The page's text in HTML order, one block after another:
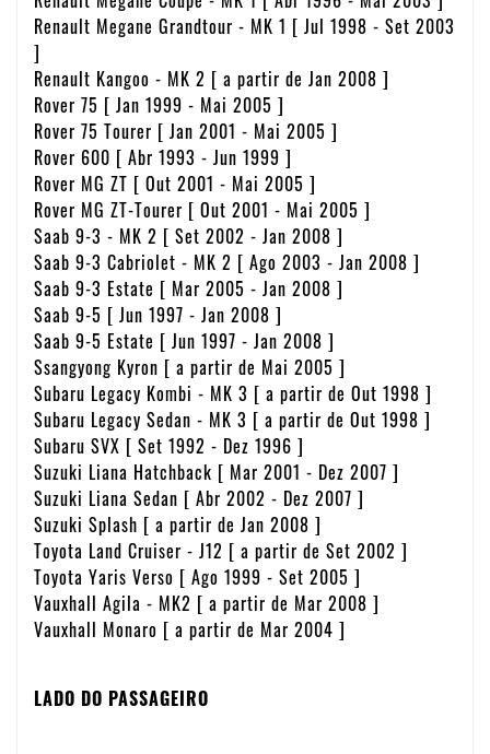
Renault Megane Grandtour - MK 1 [ Jul 1998 - Set 2003
]
Renault Kangoo - MK 2 [ a partir de Jan 2008 ]
Rover 75 [ Jan 1999 - Mai 2005 ]
Rover 75 Tourer [ Jan 2001 - Mai 2005 ]
Rover 600 [ Abr 1993 - Jun 1999 ]
Rover MG ZT [ Out 2001 - Mai 2005 ]
Rover MG ZT-Tourer [ Out 2001 - Mai 2005 ]
Saab 9-3 - MK 2 [ Set 2002 - Jan 2008 ]
Saab 9-3 Cabriolet - MK 2 [ Ago 2003 - Jan 2008 ]
Saab 9-3 Estate [ Mar 2005 - Jan 2008 ]
Saab 9-5 [ Jun 1997 - Jan 2008 ]
Saab 9-5 Estate [ Jun 1997 - Jan 2008 ]
Ssangyong Kyron [ a partir de Mai 2005 ]
Subaru Legacy Kombi - MK 3 [ a partir de Out 1998 ]
Subaru Legacy Sedan - MK 3 [ a partir de Out 1998 ]
Subaru SVX [ Set 1992 - Dez 1996 ]
Suzuki Liana Hatchback [ Mar 2001 - Dez 2007 ]
Suzuki Liana Sedan [ Abr 2002 - Dez 2007 ]
Suzuki Splash [ a partir de Jan 2008 ]
Toyota Land Cruiser - J12 [ a partir de Set 2002 ]
Toyota Yaris Verso [ Ago 1999 - Set 2005 ]
Vauxhall Agila - MK2 [ a partir de Mar 2008 ]
Vauxhall Monaro [ a partir de Mar 2004 ]
LADO DO PASSAGEIRO